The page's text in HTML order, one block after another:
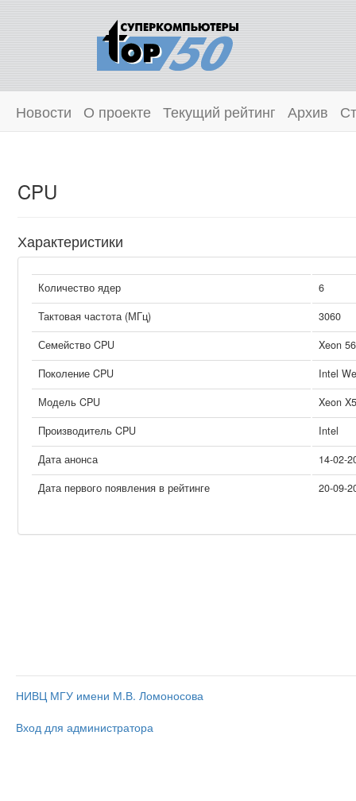
Новости О проекте Текущий рейтинг Архив
CPU
Характеристики
Количество ядер
6
Тактовая частота (МГц)
3060
Семейство CPU
Xeon
Поколение CPU
Intel
Модель CPU
Xeon
Производитель CPU
Intel
Дата анонса
14-02-
Дата первого появления в рейтинге
20-09-
НИВЦ МГУ имени М.В. Ломоносова
Вход для администратора